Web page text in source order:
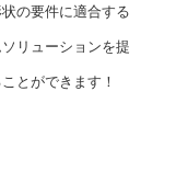
の要件に適合する
リューションを提
とができます！